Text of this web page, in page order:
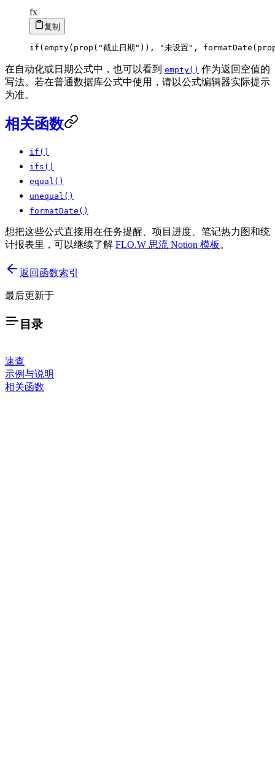
fx
复制
if (empty( prop ( "截止日期" ) ) , "未设置" , formatDate (
在自动化或日期公式中，也可以看到 empty() 作为返回空值的
写法。若在普通数据库公式中使用，请以公式编辑器实际提示
为准。
相关函数
if()
ifs()
equal()
unequal()
formatDate()
想把这些公式直接用在任务提醒、项目进度、笔记热力图和统
计报表里，可以继续了解 FLO.W 思流 Notion 模板 。
返回函数索引
最后更新于
目录
速查
示例与说明
相关函数